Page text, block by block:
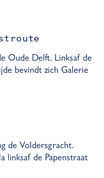
Oude Delft. Linksaf de
bevindt zich Galerie
de Voldersgracht.
linksaf de Papenstraat